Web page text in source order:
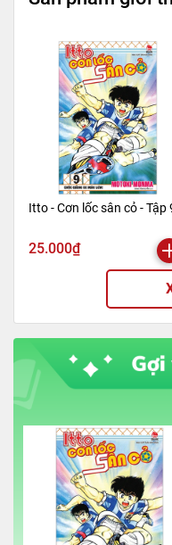
Mã hàng
Tác giả
Tên NCC
Kim
Kích thước bao bì
Trọng lượng (gr) 159
Số trang
124
Bìa
Itto - Cơn lốc sân cỏ - Tập
25.000₫